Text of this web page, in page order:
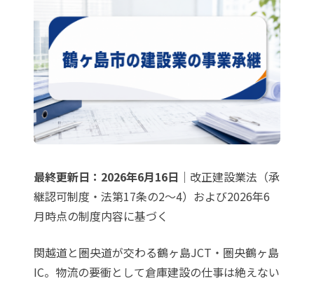
最終更新日：2026年6月16日 ｜改正建設業法（承
継認可制度・法第17条の2〜4）および2026年6
月時点の制度内容に基づく
関越道と圏央道が交わる鶴ヶ島JCT・圏央鶴ヶ島
IC。物流の要衝として倉庫建設の仕事は絶えない